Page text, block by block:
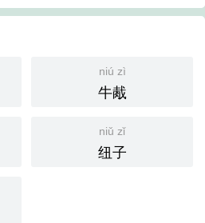
niú zì
牛胾
niǔ zǐ
纽子